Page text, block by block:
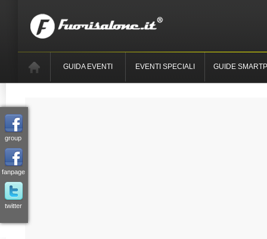
group
fanpage
twitter
GUIDA EVENTI EVENTI SPECIALI GUIDE